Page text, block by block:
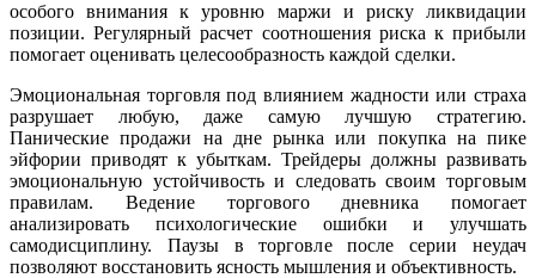
особого внимания к уровню маржи и риску ликвидации
позиции. Регулярный расчет соотношения риска к прибыли
помогает оценивать целесообразность каждой сделки.
Эмоциональная торговля под влиянием жадности или страха
разрушает любую, даже самую лучшую стратегию.
Панические продажи на дне рынка или покупка на пике
эйфории приводят к убыткам. Трейдеры должны развивать
эмоциональную устойчивость и следовать своим торговым
правилам. Ведение торгового дневника помогает
анализировать психологические ошибки и улучшать
самодисциплину. Паузы в торговле после серии неудач
позволяют восстановить ясность мышления и объективность.